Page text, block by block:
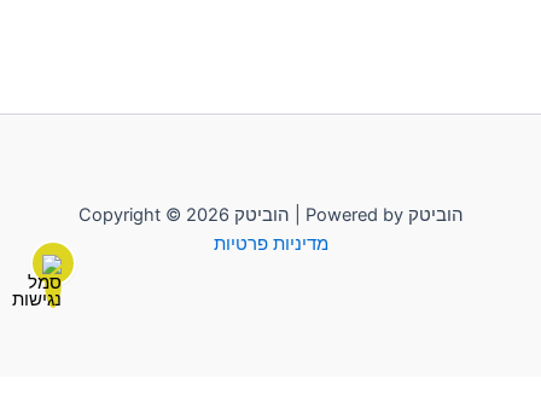
Copyright © 2026 הוביטק | Powered by הוביטק
מדיניות פרטיות